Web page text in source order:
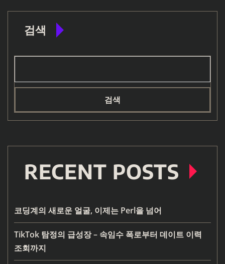
검색
검색
RECENT POSTS
코딩계의 새로운 얼굴, 이제는 Perl을 넘어
TikTok 탐정의 급성장 – 속임수 폭로부터 데이트 이력
조회까지